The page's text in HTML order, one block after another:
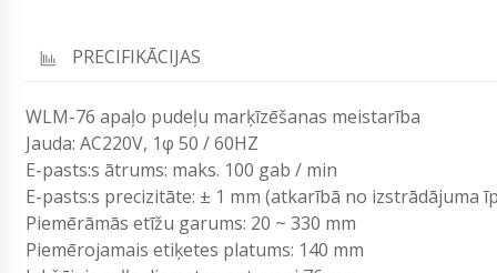
PRECIFIKĀCIJAS
WLM-76 apaļo pudeļu marķīzēšanas meistarība
Jauda: AC220V, 1φ 50 / 60HZ
E-pasts:s ātrums: maks. 100 gab / min
E-pasts:s precizitāte: ± 1 mm (atkarībā no izstrādājuma
Piemērāmās etīžu garums: 20 ~ 330 mm
Piemērojamais etiķetes platums: 140 mm